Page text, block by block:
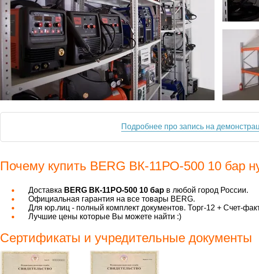
Подробнее про запись на
Почему купить BERG ВК-11РО-500 10 бар
Доставка BERG ВК-11РО-500 10 бар в любой город России.
Официальная гарантия на все товары BERG.
Для юр.лиц - полный комплект документов. Торг-12 + Счет-
Лучшие цены которые Вы можете найти :)
Сертификаты и учредительные документы